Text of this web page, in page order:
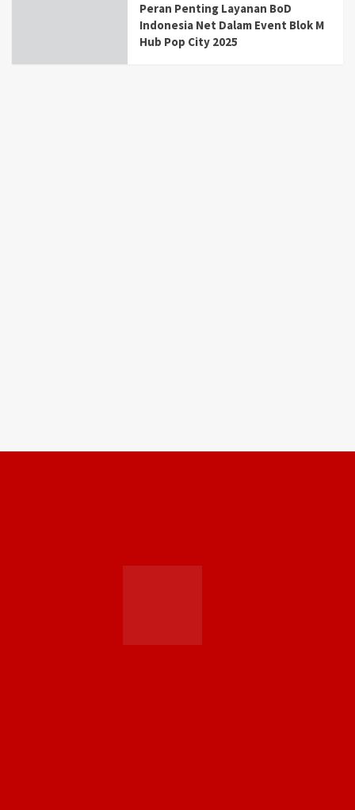
Peran Penting Layanan BoD
Indonesia Net Dalam Event Blok M
Hub Pop City 2025